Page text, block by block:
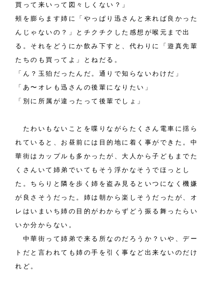
買って来いって図々しくない？」
頰を膨らます姉に「やっぱり迅さんと来れば良かった
んじゃないの？」とチクチクした感想が喉元まで出
る。それをどうにか飲み下すと、代わりに「遊真先輩
たちのも買ってよ」とねだる。
「ん？玉狛だったんだ。通りで知らないわけだ」
「あ〜オレも迅さんの後輩になりたい」
「別に所属が違ったって後輩でしょ」
たわいもないことを喋りながらたくさん電車に揺ら
れていると、お昼前には目的地に着く事ができた。中
華街はカップルも多かったが、大人から子どもまでた
くさんいて姉弟でいてもそう浮かなそうでほっとし
た。ちらりと隣を歩く姉を盗み見るといつになく機嫌
が良さそうだった。姉は朝から楽しそうだったが、オ
レはいまいち姉の目的がわからずどう振る舞ったらい
いか分からない。
中華街って姉弟で来る所なのだろうか？いや、デー
トだと言われても姉の手を引く事など出来ないのだけ
れど。